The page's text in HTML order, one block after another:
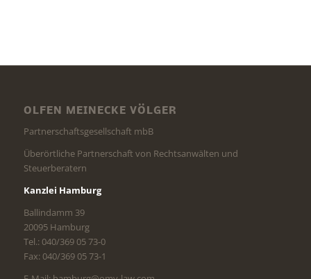
OLFEN MEINECKE VÖLGER
Partnerschaftsgesellschaft mbB
Überörtliche Partnerschaft von Rechtsanwälten und
Steuerberatern
Kanzlei Hamburg
Ballindamm 39
20095 Hamburg
Tel.: 040/369 05 73-0
Fax: 040/369 05 73-1